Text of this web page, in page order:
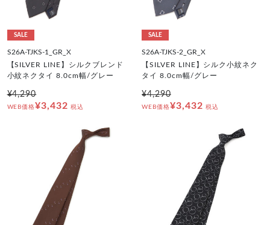
SALE
S26A-TJKS-1_GR_X
【SILVER LINE】シルクブレンド
小紋ネクタイ 8.0cm幅/グレー
¥4,290
WEB価格¥3,432 税込
SALE
S26A-TJKS-2_GR_X
【SILVER LINE】シルク小紋ネク
タイ 8.0cm幅/グレー
¥4,290
WEB価格¥3,432 税込